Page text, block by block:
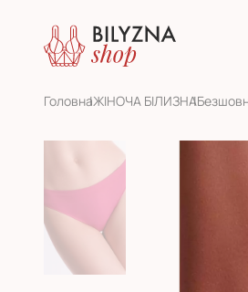
ГоловнаЖІНОЧА БІЛИЗНА